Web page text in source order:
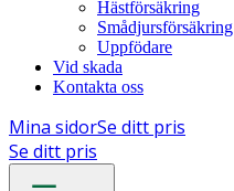
Hästförsäkring
Smådjursförsäkring
Uppfödare
Vid skada
Kontakta oss
Mina sidorSe ditt pris
Se ditt pris